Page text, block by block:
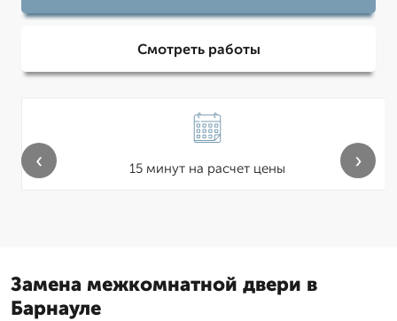
Смотреть работы
15 минут на расчет цены
‹ ›
Замена межкомнатной двери в
Барнауле